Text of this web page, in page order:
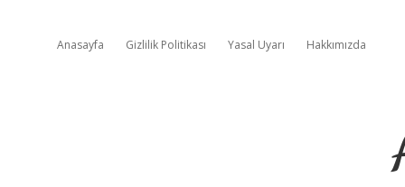
Anasayfa Gizlilik Politikası Yasal Uyarı Hakkımızda